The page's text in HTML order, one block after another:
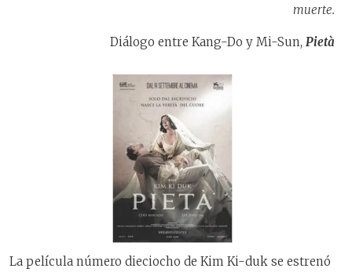
muerte.
Diálogo entre Kang-Do y Mi-Sun, Pietà
La película número dieciocho de Kim Ki-duk se estrenó